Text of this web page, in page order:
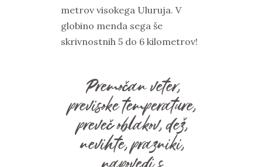
metrov visokega Uluruja. V
globino menda sega še
skrivnostnih 5 do 6 kilometrov!
Premočan veter,
previsoke temperature,
preveč oblakov, dež,
nevihte, prazniki,